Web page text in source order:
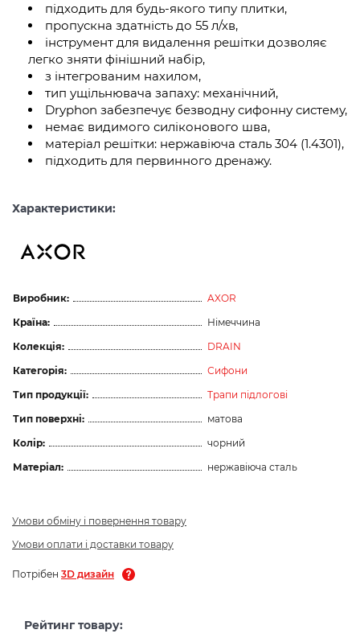
підходить для будь-якого типу плитки,
пропускна здатність до 55 л/хв,
інструмент для видалення решітки дозволяє
легко зняти фінішний набір,
з інтегрованим нахилом,
тип ущільнювача запаху: механічний,
Dryphon забезпечує безводну сифонну систему,
немає видимого силіконового шва,
матеріал решітки: нержавіюча сталь 304 (1.4301),
підходить для первинного дренажу.
Характеристики:
Виробник:
AXOR
Країна:
Німеччина
Колекція:
DRAIN
Категорія:
Сифони
Тип продукції:
Трапи підлогові
Тип поверхні:
матова
Колір:
чорний
Матеріал:
нержавіюча сталь
Умови обміну і повернення товару
Умови оплати і доставки товару
Потрібен 3D дизайн
Рейтинг товару: